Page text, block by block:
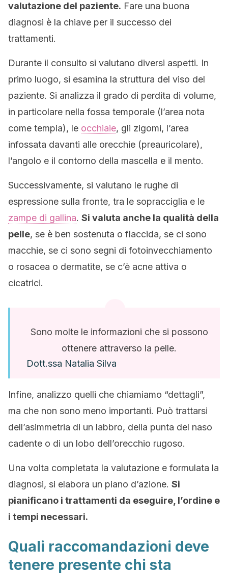
valutazione del paziente. Fare una buona
diagnosi è la chiave per il successo dei
trattamenti.
Durante il consulto si valutano diversi aspetti. In
primo luogo, si esamina la struttura del viso del
paziente. Si analizza il grado di perdita di volume,
in particolare nella fossa temporale (l’area nota
come tempia), le occhiaie, gli zigomi, l’area
infossata davanti alle orecchie (preauricolare),
l’angolo e il contorno della mascella e il mento.
Successivamente, si valutano le rughe di
espressione sulla fronte, tra le sopracciglia e le
zampe di gallina. Si valuta anche la qualità della
pelle, se è ben sostenuta o flaccida, se ci sono
macchie, se ci sono segni di fotoinvecchiamento
o rosacea o dermatite, se c’è acne attiva o
cicatrici.
Sono molte le informazioni che si possono
ottenere attraverso la pelle.
Dott.ssa Natalia Silva
Infine, analizzo quelli che chiamiamo “dettagli”,
ma che non sono meno importanti. Può trattarsi
dell’asimmetria di un labbro, della punta del naso
cadente o di un lobo dell’orecchio rugoso.
Una volta completata la valutazione e formulata la
diagnosi, si elabora un piano d’azione. Si
pianificano i trattamenti da eseguire, l’ordine e
i tempi necessari.
Quali raccomandazioni deve
tenere presente chi sta